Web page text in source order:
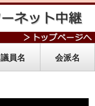
議員名 会派名